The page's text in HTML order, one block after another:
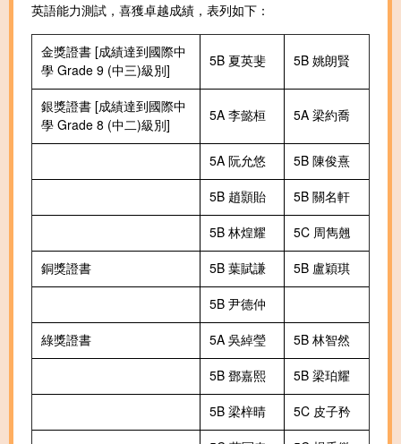
英語能力測試，喜獲卓越成績，表列如下：
金獎證書 [成績達到國際中
學 Grade 9 (中三)級別]
5B 夏英斐 5B 姚朗賢
銀獎證書 [成績達到國際中
學 Grade 8 (中二)級別]
5A 李懿桓 5A 梁約喬
5A 阮允悠
5B 陳俊熹
5B 趙顥貽
5B 關名軒
5B 林煌耀
5C 周雋翹
銅獎證書
5B 葉賦謙
5B 盧穎琪
5B 尹德仲
綠獎證書
5A 吳綽瑩
5B 林智然
5B 鄧嘉熙
5B 梁珀耀
5B 梁梓晴
5C 皮子矜